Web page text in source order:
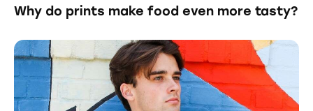
Why do prints make food even more tasty?